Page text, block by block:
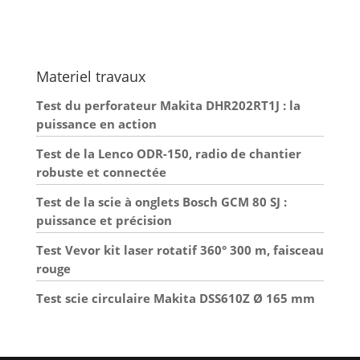
Materiel travaux
Test du perforateur Makita DHR202RT1J : la
puissance en action
Test de la Lenco ODR-150, radio de chantier
robuste et connectée
Test de la scie à onglets Bosch GCM 80 SJ :
puissance et précision
Test Vevor kit laser rotatif 360° 300 m, faisceau
rouge
Test scie circulaire Makita DSS610Z Ø 165 mm